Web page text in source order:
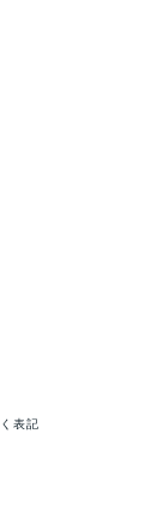
表記